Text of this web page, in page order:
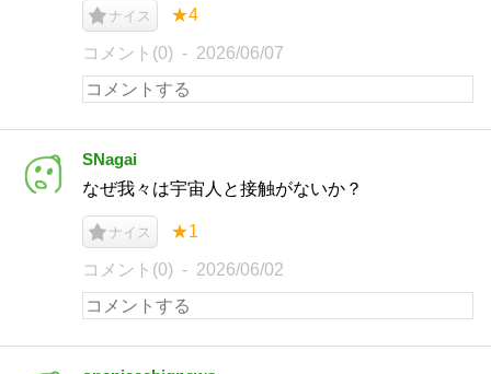
ナイス ★4
コメント(0) 2026/06/07
SNagai
なぜ我々は宇宙人と接触がないか？
ナイス ★1
コメント(0) 2026/06/02